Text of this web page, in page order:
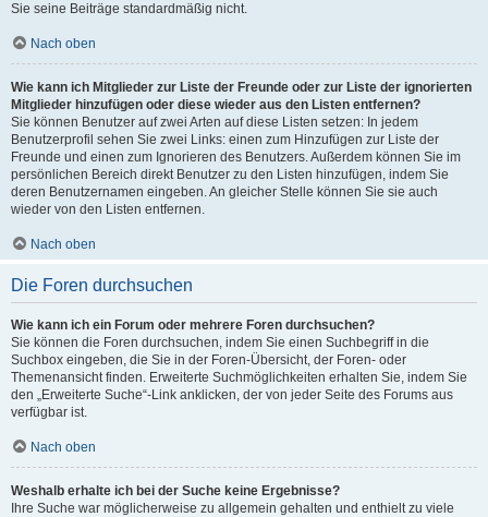
Sie seine Beiträge standardmäßig nicht.
Nach oben
Wie kann ich Mitglieder zur Liste der Freunde oder zur Liste der ignorierten
Mitglieder hinzufügen oder diese wieder aus den Listen entfernen?
Sie können Benutzer auf zwei Arten auf diese Listen setzen: In jedem
Benutzerprofil sehen Sie zwei Links: einen zum Hinzufügen zur Liste der
Freunde und einen zum Ignorieren des Benutzers. Außerdem können Sie im
persönlichen Bereich direkt Benutzer zu den Listen hinzufügen, indem Sie
deren Benutzernamen eingeben. An gleicher Stelle können Sie sie auch
wieder von den Listen entfernen.
Nach oben
Die Foren durchsuchen
Wie kann ich ein Forum oder mehrere Foren durchsuchen?
Sie können die Foren durchsuchen, indem Sie einen Suchbegriff in die
Suchbox eingeben, die Sie in der Foren-Übersicht, der Foren- oder
Themenansicht finden. Erweiterte Suchmöglichkeiten erhalten Sie, indem Sie
den „Erweiterte Suche“-Link anklicken, der von jeder Seite des Forums aus
verfügbar ist.
Nach oben
Weshalb erhalte ich bei der Suche keine Ergebnisse?
Ihre Suche war möglicherweise zu allgemein gehalten und enthielt zu viele